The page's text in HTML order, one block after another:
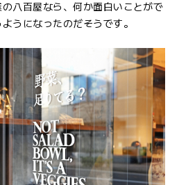
八百屋なら、何か面白いことがで
うになったのだそうです。